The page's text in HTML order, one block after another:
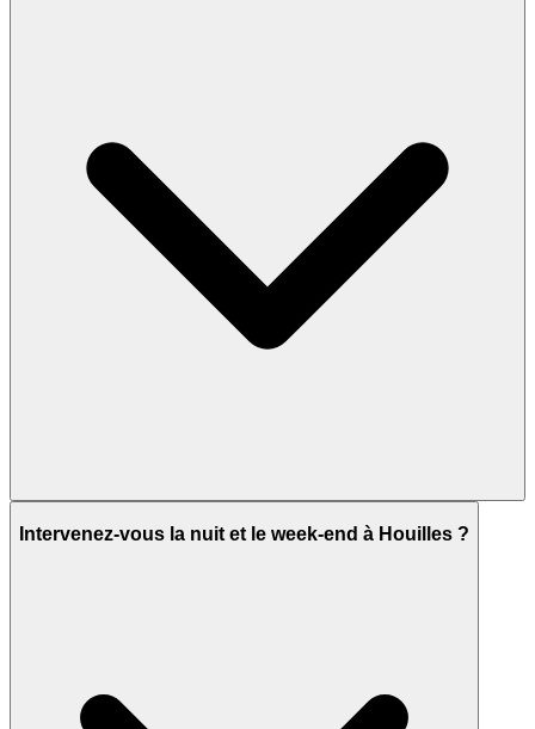
Intervenez-vous la nuit et le week-end à Houilles ?